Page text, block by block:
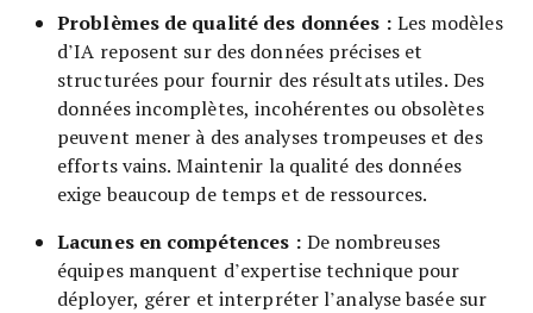
Problèmes de qualité des données : Les modèles
d’IA reposent sur des données précises et
structurées pour fournir des résultats utiles. Des
données incomplètes, incohérentes ou obsolètes
peuvent mener à des analyses trompeuses et des
efforts vains. Maintenir la qualité des données
exige beaucoup de temps et de ressources.
Lacunes en compétences : De nombreuses
équipes manquent d’expertise technique pour
déployer, gérer et interpréter l’analyse basée sur